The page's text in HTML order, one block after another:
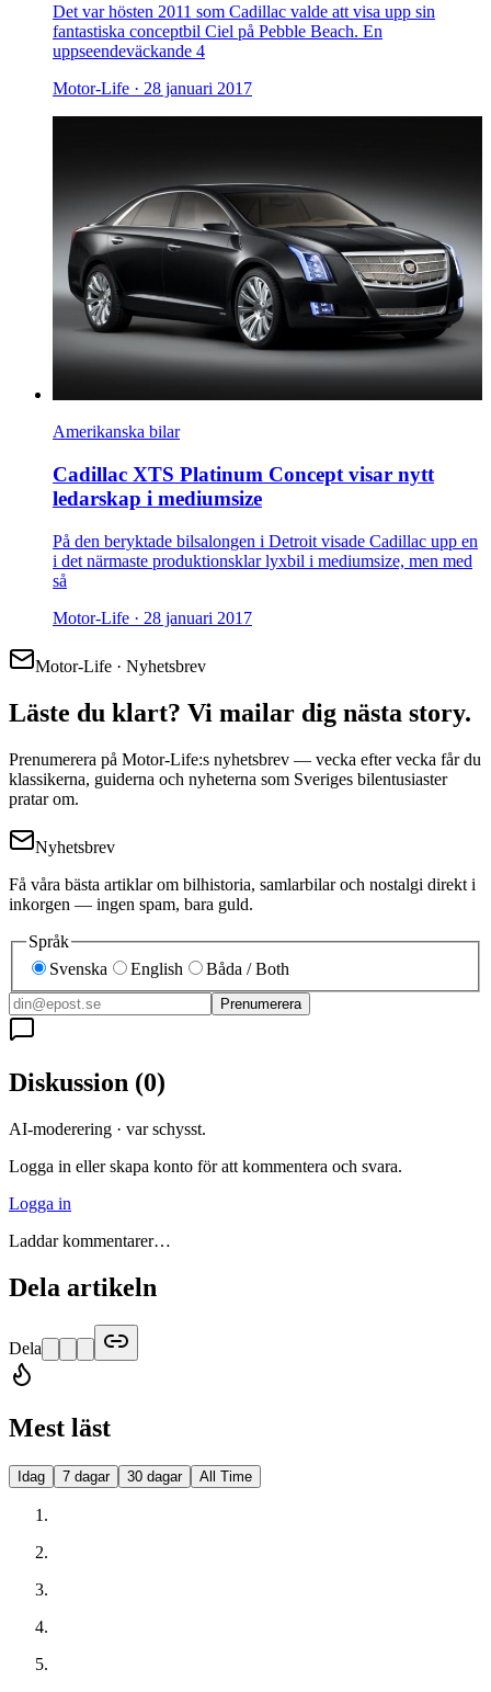
Det var hösten 2011 som Cadillac valde att visa upp sin
fantastiska conceptbil Ciel på Pebble Beach. En
uppseendeväckande 4
Motor-Life · 28 januari 2017
Amerikanska bilar
Cadillac XTS Platinum Concept visar nytt
ledarskap i mediumsize
På den beryktade bilsalongen i Detroit visade Cadillac upp en
i det närmaste produktionsklar lyxbil i mediumsize, men med
så
Motor-Life · 28 januari 2017
Motor-Life · Nyhetsbrev
Läste du klart? Vi mailar dig nästa story.
Prenumerera på Motor-Life:s nyhetsbrev — vecka efter vecka får du
klassikerna, guiderna och nyheterna som Sveriges bilentusiaster
pratar om.
Nyhetsbrev
Få våra bästa artiklar om bilhistoria, samlarbilar och nostalgi direkt i
inkorgen — ingen spam, bara guld.
Språk
Svenska
English Båda / Both
Prenumerera
Diskussion (0)
AI-moderering · var schysst.
Logga in eller skapa konto för att kommentera och svara.
Logga in
Laddar kommentarer…
Dela artikeln
Dela
Mest läst
Idag 7 dagar 30 dagar All Time